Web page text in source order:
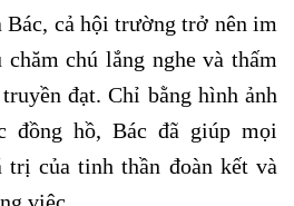
Bác, cả hội trường trở nên im
chú lắng nghe và thấm
đạt. Chỉ bằng hình ảnh
đồng hồ, Bác đã giúp mọi
của tinh thần đoàn kết và